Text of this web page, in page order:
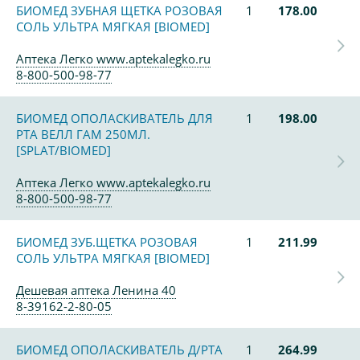
БИОМЕД ЗУБНАЯ ЩЕТКА РОЗОВАЯ
СОЛЬ УЛЬТРА МЯГКАЯ [BIOMED]
1 178.00
Аптека Легко www.aptekalegko.ru
8-800-500-98-77
БИОМЕД ОПОЛАСКИВАТЕЛЬ ДЛЯ
РТА ВЕЛЛ ГАМ 250МЛ.
[SPLAT/BIOMED]
1 198.00
Аптека Легко www.aptekalegko.ru
8-800-500-98-77
БИОМЕД ЗУБ.ЩЕТКА РОЗОВАЯ
СОЛЬ УЛЬТРА МЯГКАЯ [BIOMED]
1 211.99
Дешевая аптека Ленина 40
8-39162-2-80-05
БИОМЕД ОПОЛАСКИВАТЕЛЬ Д/РТА
1 264.99